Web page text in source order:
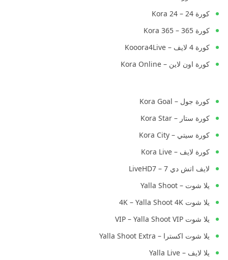
كورة 24 – Kora 24
كورة 365 – Kora 365
كورة 4 لايف – Kooora4Live
كورة اون لاين – Kora Online
كورة جول – Kora Goal
كورة ستار – Kora Star
كورة سيتي – Kora City
كورة لايف – Kora Live
لايف اتش دي 7 – LiveHD7
يلا شوت – Yalla Shoot
يلا شوت 4K – Yalla Shoot 4K
يلا شوت VIP – Yalla Shoot VIP
يلا شوت اكسترا – Yalla Shoot Extra
يلا لايف – Yalla Live